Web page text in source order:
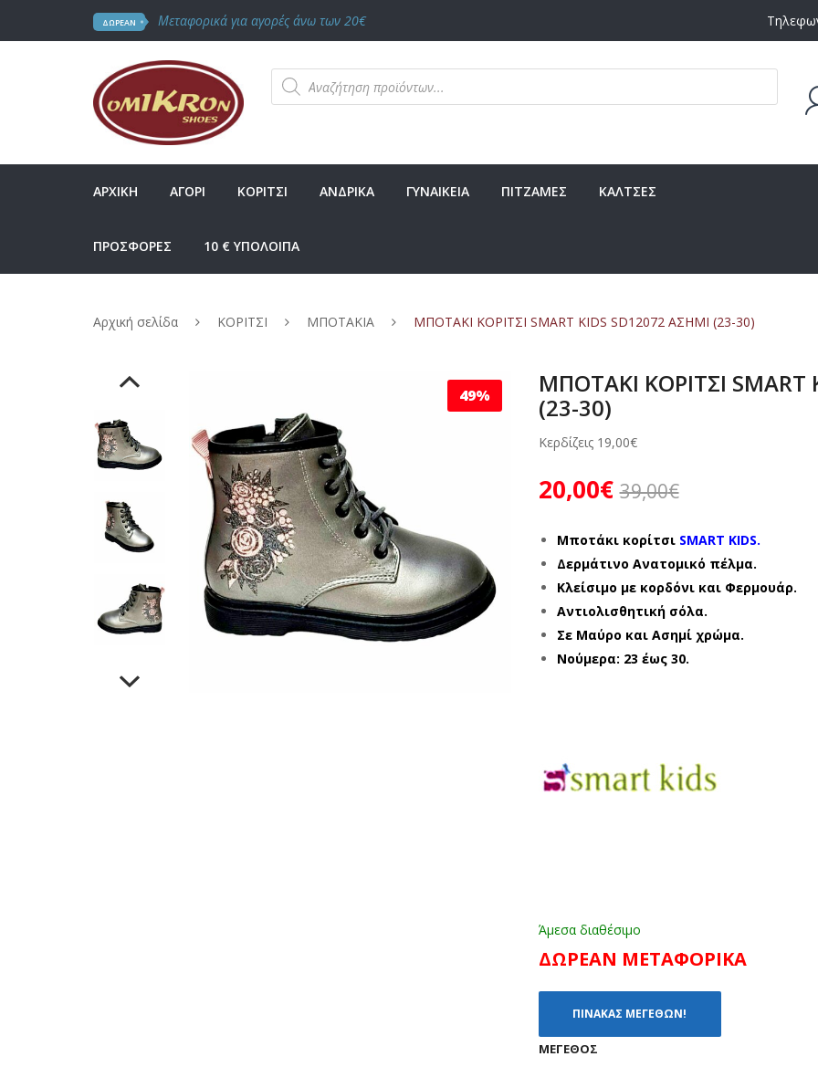
ΔΩΡΕΑΝ Μεταφορικά για αγορές άνω των 20€
Products
search
ΑΡΧΙΚΗ ΑΓΟΡΙ ΚΟΡΙΤΣΙ ΑΝΔΡΙΚΑ ΓΥΝΑΙΚΕΙΑ ΠΙΤΖΑΜΕΣ ΚΑΛΤΣΕΣ
ΠΡΟΣΦΟΡΕΣ 10 € ΥΠΟΛΟΙΠΑ
Αρχική σελίδα ΚΟΡΙΤΣΙ ΜΠΟΤΑΚΙΑ ΜΠΟΤΑΚΙ ΚΟΡΙΤΣΙ SMART KIDS SD12072 ΑΣΗΜΙ (23-30)
49%
ΜΠΟΤΑΚΙ ΚΟΡΙΤΣΙ SMART
(23-30)
Κερδίζεις 19,00€
39,00€
20,00€
Μποτάκι κορίτσι SMART KIDS.
Δερμάτινο Ανατομικό πέλμα.
Κλείσιμο με κορδόνι και Φερμουάρ.
Αντιολισθητική σόλα.
Σε Μαύρο και Ασημί χρώμα.
Νούμερα: 23 έως 30.
Άμεσα διαθέσιμο
ΔΩΡΕΑΝ ΜΕΤΑΦΟΡΙΚΑ
ΠΙΝΑΚΑΣ ΜΕΓΕΘΩΝ!
ΜΈΓΕΘΟΣ